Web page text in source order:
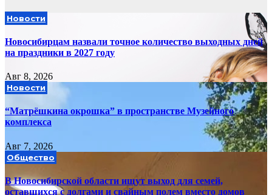
Новости
Новосибирцам назвали точное количество выходных дней
на праздники в 2027 году
Авг 8, 2026
Новости
“Матрёшкина окрошка” в пространстве Музейного
комплекса
Авг 7, 2026
Общество
В Новосибирской области ищут выход для семей,
оставшихся с долгами и свайным полем вместо домов